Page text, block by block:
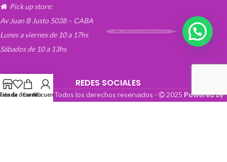
Pick up store:
Av Juan B Justo 5038 – CABA
Lunes a viernes de 10 a 17hs
Sábados de 10 a 13hs
REDES SOCIALES
OhMyTienda! - Todos los derechos reservados - 2025 Powered by
de deseos
CarritoMi cuenta
💬 ¡Escribinos!